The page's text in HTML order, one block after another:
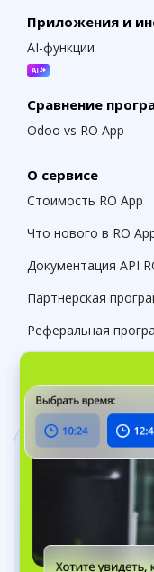
Приложения и
AI-функции
Сравнение
Odoo vs RO App
О сервисе
Стоимость RO App
Что нового в RO
Документация API
Партнерская
Реферальная
Скачайте
находились